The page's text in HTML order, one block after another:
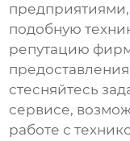
подобную
репутацию
стесняйтесь
сервисе,
работе с